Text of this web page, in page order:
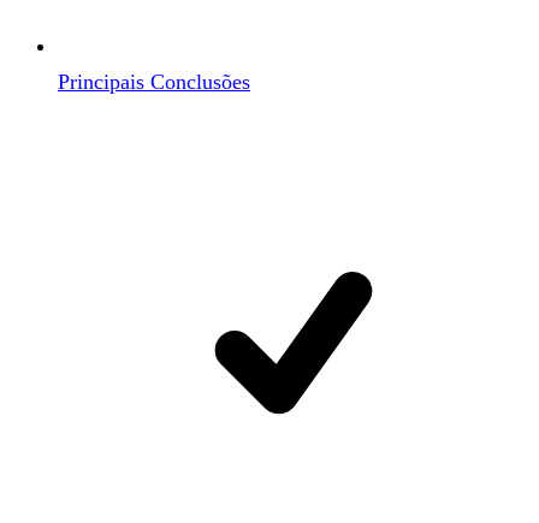
Principais Conclusões